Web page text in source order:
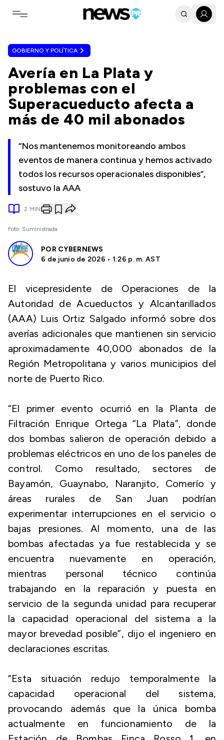
Toggle navigation menu
GOBIERNO Y POLÍTICA
Avería en La Plata y
problemas con el
Superacueducto afecta a
más de 40 mil abonados
“Nos mantenemos monitoreando ambos
eventos de manera continua y hemos activado
todos los recursos operacionales disponibles”,
sostuvo la AAA
2 MIN
Foto: Suministrada
POR CYBERNEWS
6 de junio de 2026 • 1:26 p. m. AST
El vicepresidente de Operaciones de la
Autoridad de Acueductos y Alcantarillados
(AAA) Luis Ortiz Salgado informó sobre dos
averías adicionales que mantienen sin servicio
aproximadamente 40,000 abonados de la
Región Metropolitana y varios municipios del
norte de Puerto Rico.
“El primer evento ocurrió en la Planta de
Filtración Enrique Ortega “La Plata”, donde
dos bombas salieron de operación debido a
problemas eléctricos en uno de los paneles de
control. Como resultado, sectores de
Bayamón, Guaynabo, Naranjito, Comerío y
áreas rurales de San Juan podrían
experimentar interrupciones en el servicio o
bajas presiones. Al momento, una de las
bombas afectadas ya fue restablecida y se
encuentra nuevamente en operación,
mientras personal técnico continúa
trabajando en la reparación y puesta en
servicio de la segunda unidad para recuperar
la capacidad operacional del sistema a la
mayor brevedad posible”, dijo el ingeniero en
declaraciones escritas.
“Esta situación redujo temporalmente la
capacidad operacional del sistema,
provocando además que la única bomba
actualmente en funcionamiento de la